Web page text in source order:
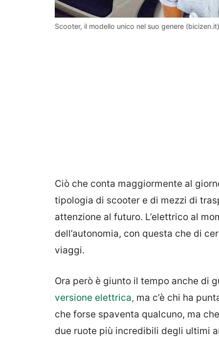
Scooter, il modello unico nel suo genere (bicizen.it)
Ciò che conta maggiormente al
tipologia di scooter e di mezzi di
attenzione al futuro. L’elettrico al
dell’autonomia, con questa che di
viaggi.
Ora però è giunto il tempo anche di
versione elettrica, ma c’è chi ha
che forse spaventa qualcuno, ma
due ruote più incredibili degli ultimi